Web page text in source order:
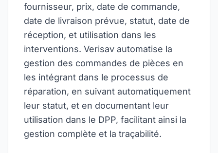
fournisseur, prix, date de commande,
date de livraison prévue, statut, date de
réception, et utilisation dans les
interventions. Verisav automatise la
gestion des commandes de pièces en
les intégrant dans le processus de
réparation, en suivant automatiquement
leur statut, et en documentant leur
utilisation dans le DPP, facilitant ainsi la
gestion complète et la traçabilité.